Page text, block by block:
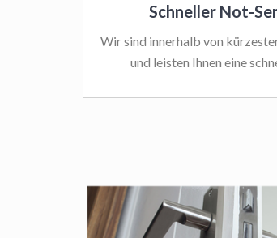
Schneller Not-
Wir sind innerhalb von
und leisten Ihnen eine